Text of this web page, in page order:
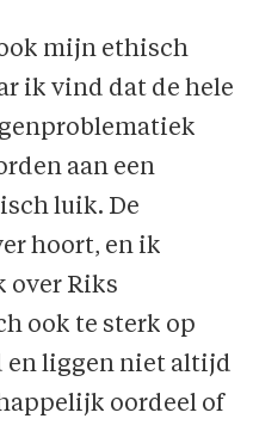
mijn ethisch
ik vind dat de hele
aan een
luik. De
hoort, en ik
over Riks
ook te sterk op
en liggen niet altijd
oordeel of